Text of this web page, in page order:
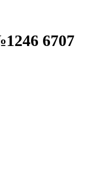
6707